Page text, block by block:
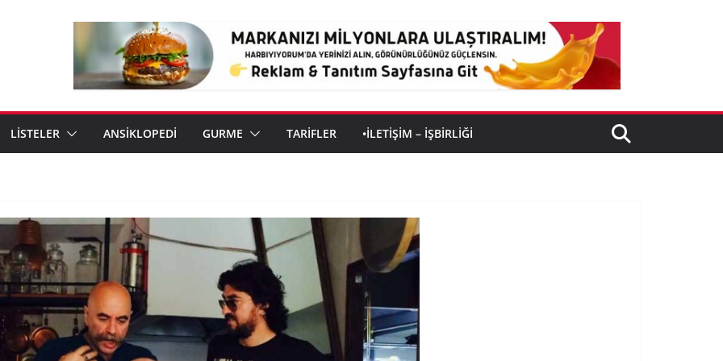
LİSTELER ANSİKLOPEDİ GURME TARİFLER •İLETIŞIM – İŞBIRLIĞI